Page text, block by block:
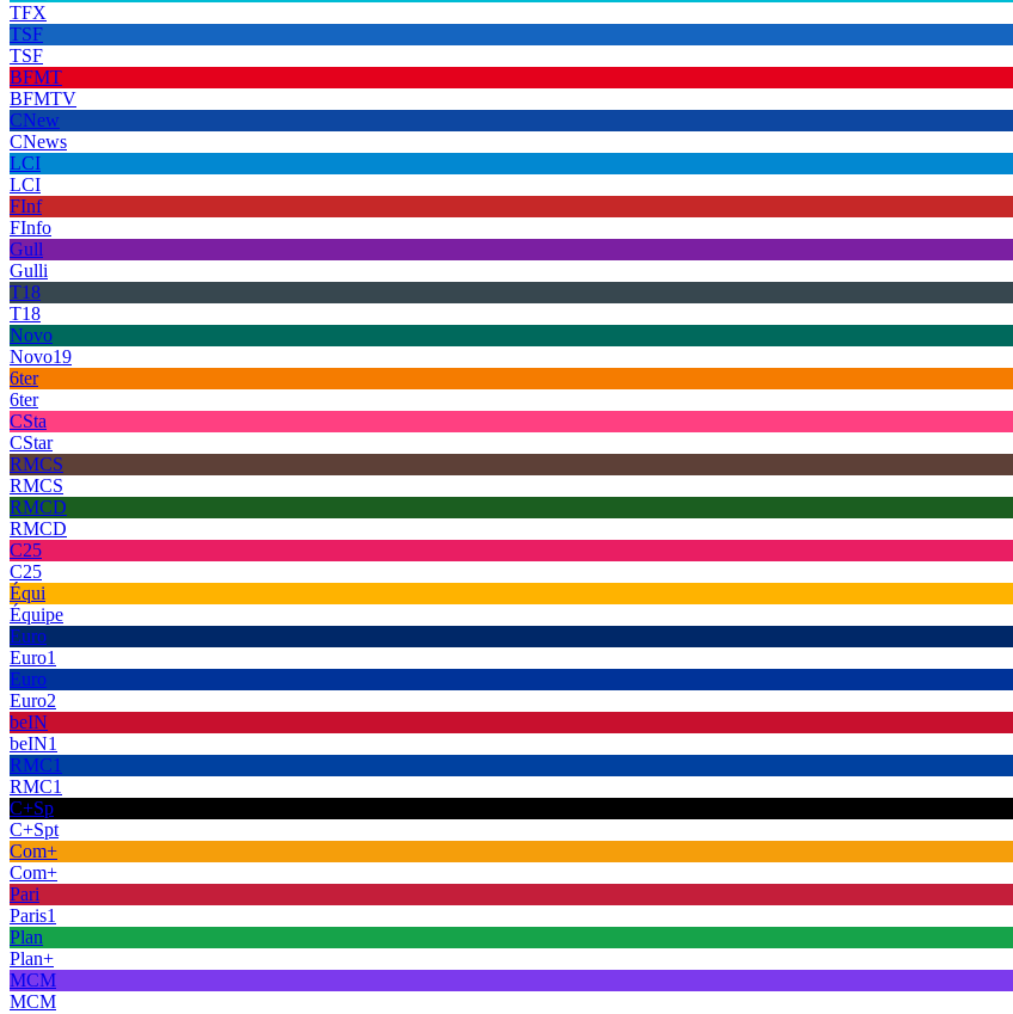
TFX
TSF
TSF
BFMT
BFMTV
CNew
CNews
LCI
LCI
FInf
FInfo
Gull
Gulli
T18
T18
Novo
Novo19
6ter
6ter
CSta
CStar
RMCS
RMCS
RMCD
RMCD
C25
C25
Équi
Équipe
Euro
Euro1
Euro
Euro2
beIN
beIN1
RMC1
RMC1
C+Sp
C+Spt
Com+
Com+
Pari
Paris1
Plan
Plan+
MCM
MCM